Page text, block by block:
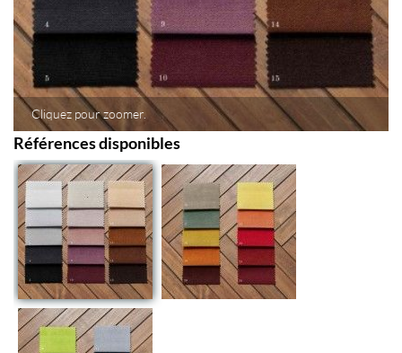
Cliquez pour zoomer.
Références disponibles